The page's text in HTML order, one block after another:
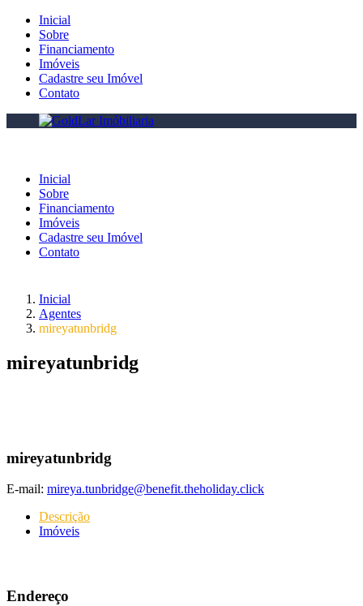
Inicial
Sobre
Financiamento
Imóveis
Cadastre seu Imóvel
Contato
Inicial
Sobre
Financiamento
Imóveis
Cadastre seu Imóvel
Contato
Inicial
Agentes
mireyatunbridg
mireyatunbridg
mireyatunbridg
E-mail: mireya.tunbridge@benefit.theholiday.click
Descrição
Imóveis
Endereço